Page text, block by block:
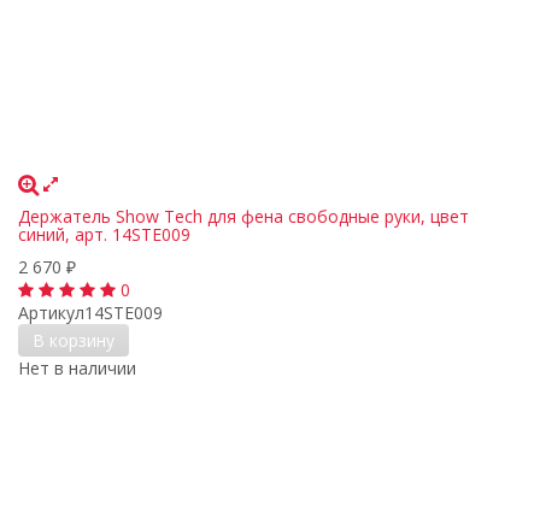
Держатель Show Tech для фена свободные руки, цвет
синий, арт. 14STE009
2 670 ₽
0
Артикул14STE009
В корзину
Нет в наличии